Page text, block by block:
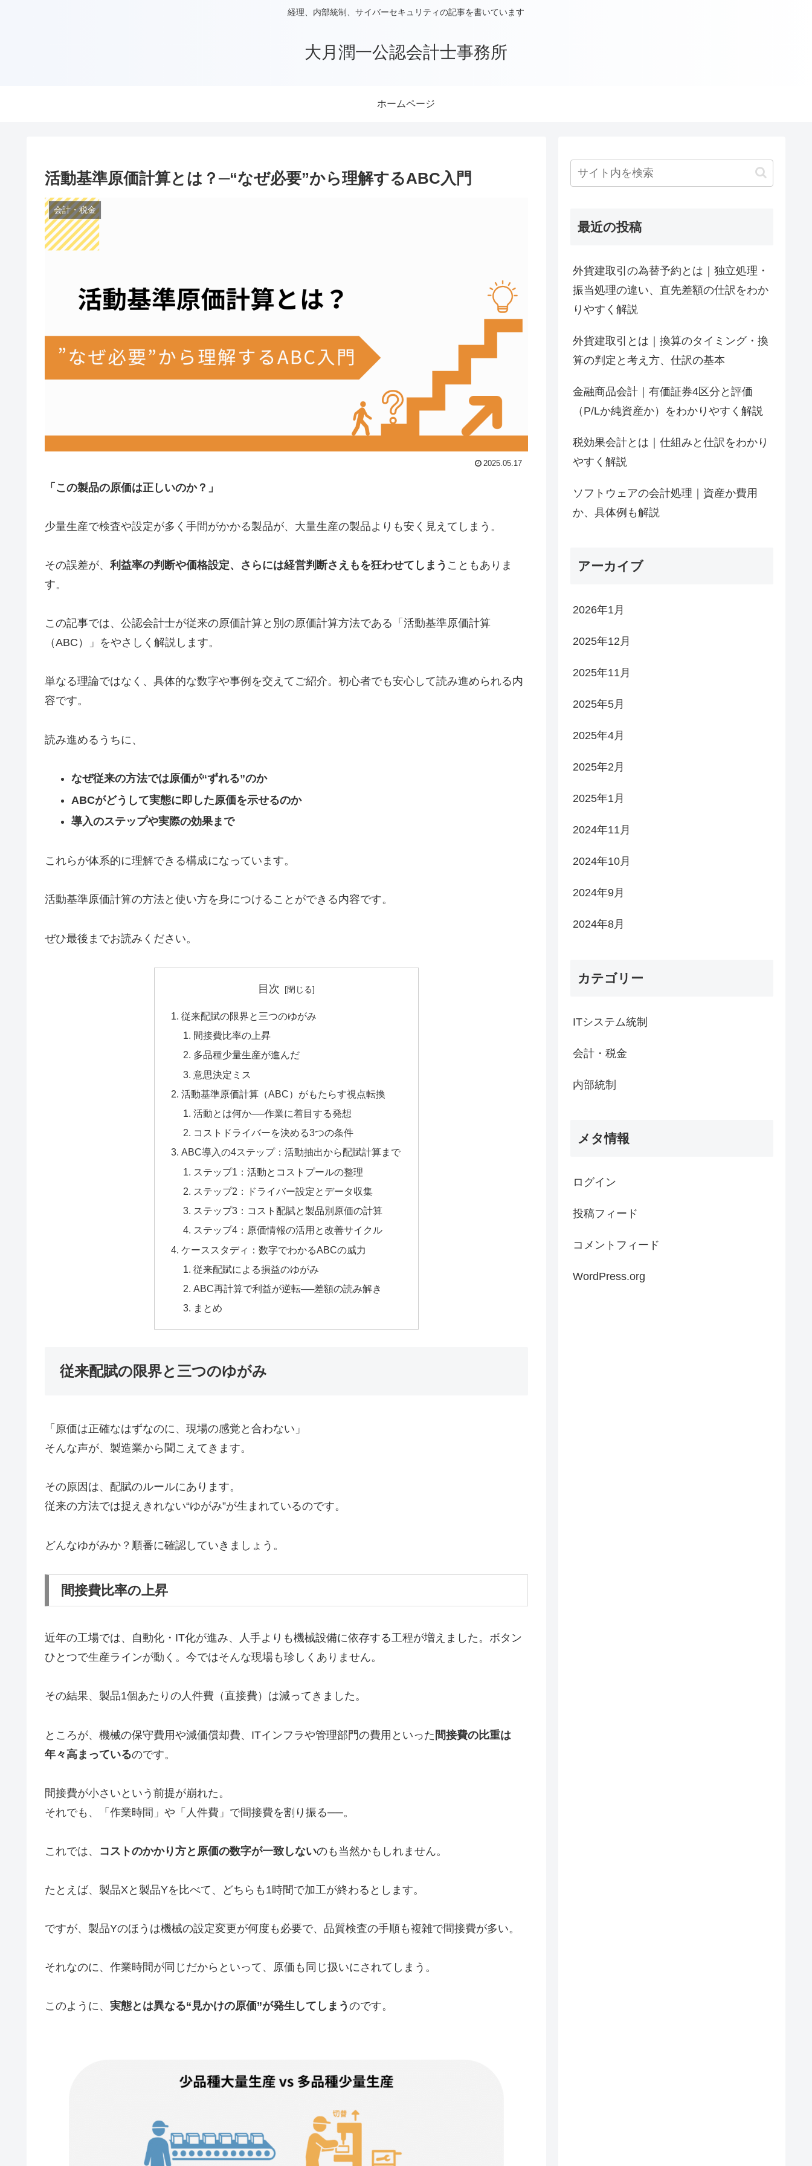
経理、内部統制、サイバーセキュリティの記事を書いています
大月潤一公認会計士事務所
ホームページ
活動基準原価計算とは？─“なぜ必要”から理解するABC入門
会計・税金
2025.05.17
「この製品の原価は正しいのか？」
少量生産で検査や設定が多く手間がかかる製品が、大量生産の製品よりも安く見えてしまう。
その誤差が、 利益率の判断や価格設定、さらには経営判断さえもを狂わせてしまう こともありま
す。
この記事では、公認会計士が従来の原価計算と別の原価計算方法である「活動基準原価計算
（ABC）」をやさしく解説します。
単なる理論ではなく、具体的な数字や事例を交えてご紹介。初心者でも安心して読み進められる内
容です。
読み進めるうちに、
なぜ従来の方法では原価が“ずれる”のか
ABCがどうして実態に即した原価を示せるのか
導入のステップや実際の効果まで
これらが体系的に理解できる構成になっています。
活動基準原価計算の方法と使い方を身につけることができる内容です。
ぜひ最後までお読みください。
目次
従来配賦の限界と三つのゆがみ
間接費比率の上昇
多品種少量生産が進んだ
意思決定ミス
活動基準原価計算（ABC）がもたらす視点転換
活動とは何か──作業に着目する発想
コストドライバーを決める3つの条件
ABC導入の4ステップ：活動抽出から配賦計算まで
ステップ1：活動とコストプールの整理
ステップ2：ドライバー設定とデータ収集
ステップ3：コスト配賦と製品別原価の計算
ステップ4：原価情報の活用と改善サイクル
ケーススタディ：数字でわかるABCの威力
従来配賦による損益のゆがみ
ABC再計算で利益が逆転──差額の読み解き
まとめ
従来配賦の限界と三つのゆがみ
「原価は正確なはずなのに、現場の感覚と合わない」
そんな声が、製造業から聞こえてきます。
その原因は、配賦のルールにあります。
従来の方法では捉えきれない“ゆがみ”が生まれているのです。
どんなゆがみか？順番に確認していきましょう。
間接費比率の上昇
近年の工場では、自動化・IT化が進み、人手よりも機械設備に依存する工程が増えました。ボタン
ひとつで生産ラインが動く。今ではそんな現場も珍しくありません。
その結果、製品1個あたりの人件費（直接費）は減ってきました。
ところが、機械の保守費用や減価償却費、ITインフラや管理部門の費用といった 間接費の比重は
年々高まっているのです。
間接費が小さいという前提が崩れた。
それでも、「作業時間」や「人件費」で間接費を割り振る──。
これでは、 コストのかかり方と原価の数字が一致しないのも当然かもしれません。
たとえば、製品Xと製品Yを比べて、どちらも1時間で加工が終わるとします。
ですが、製品Yのほうは機械の設定変更が何度も必要で、品質検査の手順も複雑で間接費が多い。
それなのに、作業時間が同じだからといって、原価も同じ扱いにされてしまう。
このように、 実態とは異なる“見かけの原価”が発生してしまう のです。
最近の投稿
外貨建取引の為替予約とは｜独立処理・
振当処理の違い、直先差額の仕訳をわか
りやすく解説
外貨建取引とは｜換算のタイミング・換
算の判定と考え方、仕訳の基本
金融商品会計｜有価証券4区分と評価
（P/Lか純資産か）をわかりやすく解説
税効果会計とは｜仕組みと仕訳をわかり
やすく解説
ソフトウェアの会計処理｜資産か費用
か、具体例も解説
アーカイブ
2026年1月
2025年12月
2025年11月
2025年5月
2025年4月
2025年2月
2025年1月
2024年11月
2024年10月
2024年9月
2024年8月
カテゴリー
ITシステム統制
会計・税金
内部統制
メタ情報
ログイン
投稿フィード
コメントフィード
WordPress.org